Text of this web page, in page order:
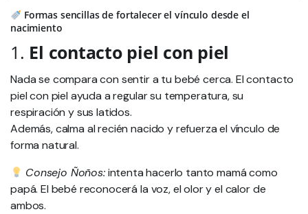
Formas sencillas de fortalecer el vínculo desde el
nacimiento
1. El contacto piel con piel
Nada se compara con sentir a tu bebé cerca. El contacto
piel con piel ayuda a regular su temperatura, su
respiración y sus latidos.
Además, calma al recién nacido y refuerza el vínculo de
forma natural.
Consejo Ñoños:intenta hacerlo tanto mamá como
papá. El bebé reconocerá la voz, el olor y el calor de
ambos.